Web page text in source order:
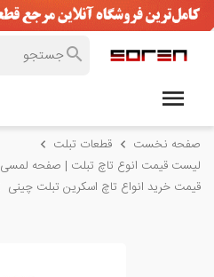
صفحه نخست
قطعات تبلت
لیست قیمت انوع تاچ تبلت | صفحه لمسی
قیمت خرید انواع تاچ اسکرین تبلت چینی